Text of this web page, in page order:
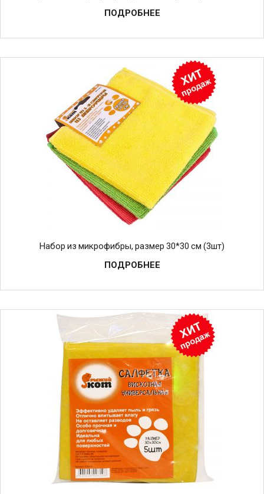
ПОДРОБНЕЕ
Набор из микрофибры, размер 30*30 см (3шт)
ПОДРОБНЕЕ